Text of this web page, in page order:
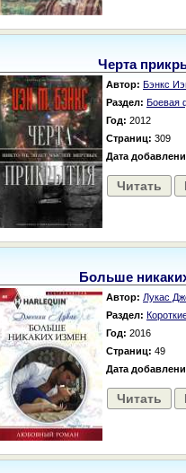
Черта
Автор: Бэнкс
Раздел: Боевая
Год: 2012
Страниц: 309
Дата
Читать
Больше
Автор: Лукас
Раздел:
Год: 2016
Страниц: 49
Дата
Читать